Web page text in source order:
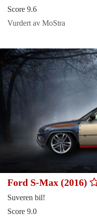
Score 9.6
Vurdert av MoStra
Ford S-Max (2016)
Suveren bil!
Score 9.0